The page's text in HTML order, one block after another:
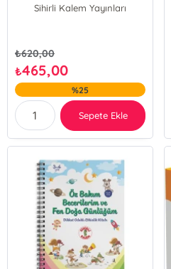
Sihirli Kalem Yayınları
₺620,00
₺465,00
%25
Sepete Ekle